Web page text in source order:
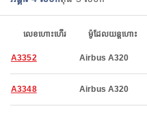
លេខហោះហើរ ម៉ូដែលយន្តហោះ
A3352 Airbus A320
A3348 Airbus A320